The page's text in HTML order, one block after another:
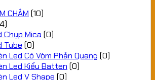
CHÂM (10)
Chụp Mica (0)
Tube (0)
Led Có Vòm Phản Quang (0)
Led Kiểu Batten (0)
Led V Shape (0)